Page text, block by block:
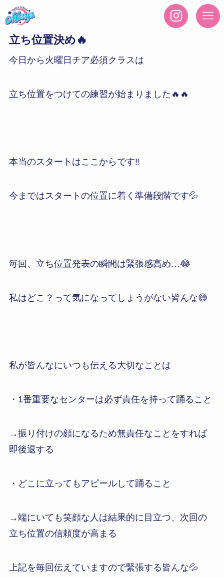
立ち位置決め🔥
今日から火曜日チア必須クラスは
立ち位置をつけての練習が始まりました🔥🔥
本当のスタートはここからです‼️
今まではスタートの位置に着く準備段階です💦
毎回、立ち位置発表の瞬間は緊張感高め…😂
私はどこ？って気になってしょうがない皆んな😅
私が皆んなにいつも伝える大切なことは
・1番重要なセンターは必ず責任を持って踊ること
→振り付けの顔になるため無責任なことをすれば
即後退する
・どこに立ってもアピールして踊ること
→端にいても笑顔な人は結果的に目立つ、次回の
立ち位置の信頼度が高まる
上記を毎回伝えていますので緊張する皆んな💦